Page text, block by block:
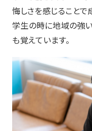
悔しさを感じることで
学生の時に地域の強
も覚えています。